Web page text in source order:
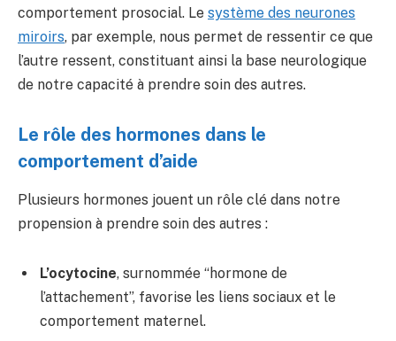
comportement prosocial. Le système des neurones
miroirs, par exemple, nous permet de ressentir ce que
l’autre ressent, constituant ainsi la base neurologique
de notre capacité à prendre soin des autres.
Le rôle des hormones dans le
comportement d’aide
Plusieurs hormones jouent un rôle clé dans notre
propension à prendre soin des autres :
L’ocytocine, surnommée “hormone de
l’attachement”, favorise les liens sociaux et le
comportement maternel.